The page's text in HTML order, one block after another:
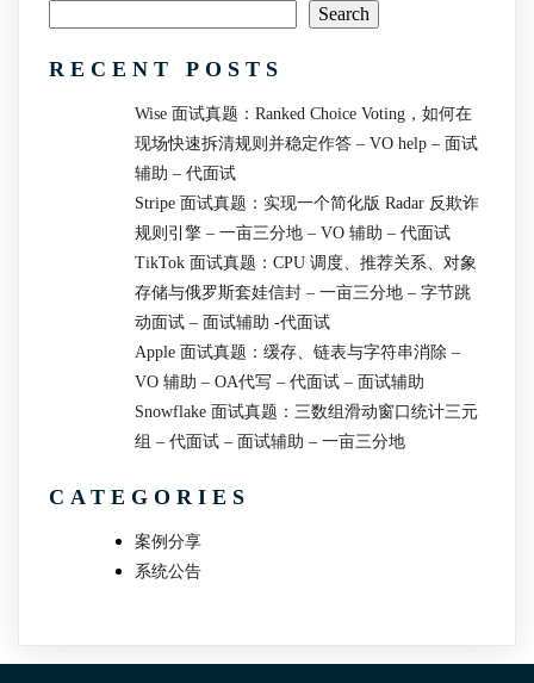
Search
RECENT POSTS
Wise 面试真题：Ranked Choice Voting，如何在
现场快速拆清规则并稳定作答 – VO help – 面试
辅助 – 代面试
Stripe 面试真题：实现一个简化版 Radar 反欺诈
规则引擎 – 一亩三分地 – VO 辅助 – 代面试
TikTok 面试真题：CPU 调度、推荐关系、对象
存储与俄罗斯套娃信封 – 一亩三分地 – 字节跳
动面试 – 面试辅助 -代面试
Apple 面试真题：缓存、链表与字符串消除 –
VO 辅助 – OA代写 – 代面试 – 面试辅助
Snowflake 面试真题：三数组滑动窗口统计三元
组 – 代面试 – 面试辅助 – 一亩三分地
CATEGORIES
案例分享
系统公告